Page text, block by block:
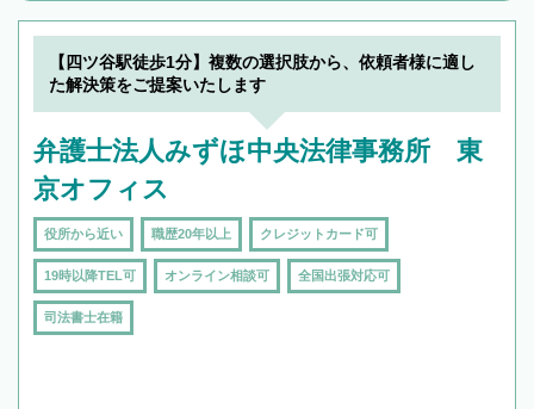
19時以降TEL可の条件
を加えて再検索
【四ツ谷駅徒歩1分】複数の選択肢から、依頼者様に適し
た解決策をご提案いたします
弁護士法人みずほ中央法律事務所 東
京オフィス
役所から近い 職歴20年以上 クレジットカード可
19時以降TEL可 オンライン相談可 全国出張対応可
司法書士在籍